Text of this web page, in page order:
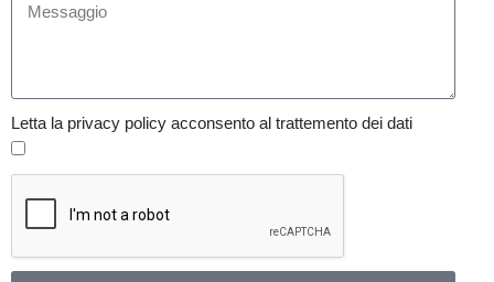
Letta la privacy policy acconsento al trattemento dei dati